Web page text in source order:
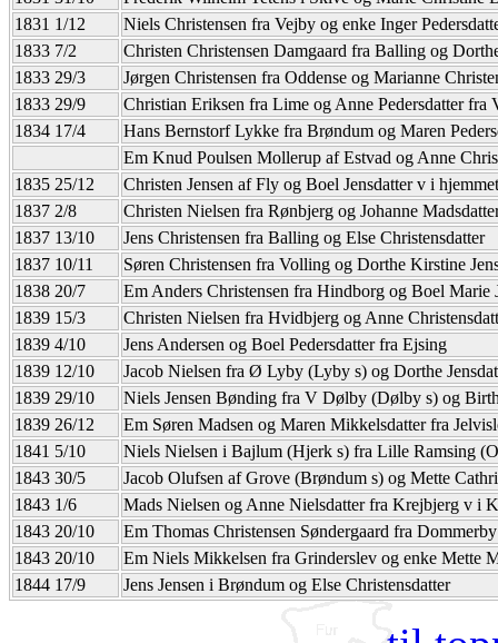
1831 1/12
Niels Christensen fra Vejby og enke Inger
1833 7/2
Christen Christensen Damgaard fra Balling og
1833 29/3
Jørgen Christensen fra Oddense og Marianne
1833 29/9
Christian Eriksen fra Lime og Anne Pedersdatter fra
1834 17/4
Hans Bernstorf Lykke fra Brøndum og Maren
Em Knud Poulsen Mollerup af Estvad og Anne
1835 25/12
Christen Jensen af Fly og Boel Jensdatter v i hjemmet
1837 2/8
Christen Nielsen fra Rønbjerg og Johanne
1837 13/10
Jens Christensen fra Balling og Else Christensdatter
1837 10/11
Søren Christensen fra Volling og Dorthe Kirstine
1838 20/7
Em Anders Christensen fra Hindborg og Boel Marie
1839 15/3
Christen Nielsen fra Hvidbjerg og Anne
1839 4/10
Jens Andersen og Boel Pedersdatter fra Ejsing
1839 12/10
Jacob Nielsen fra Ø Lyby (Lyby s) og Dorthe
1839 29/10
Niels Jensen Bønding fra V Dølby (Dølby s) og
1839 26/12
Em Søren Madsen og Maren Mikkelsdatter fra
1841 5/10
Niels Nielsen i Bajlum (Hjerk s) fra Lille Ramsing
1843 30/5
Jacob Olufsen af Grove (Brøndum s) og Mette
1843 1/6
Mads Nielsen og Anne Nielsdatter fra Krejbjerg v i
1843 20/10
Em Thomas Christensen Søndergaard fra
1843 20/10
Em Niels Mikkelsen fra Grinderslev og enke Mette
1844 17/9
Jens Jensen i Brøndum og Else Christensdatter